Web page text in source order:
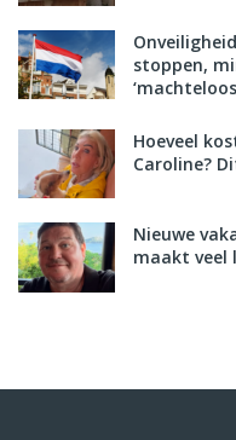
stoppen,
Hoeveel
Caroline?
Nieuwe
maakt veel